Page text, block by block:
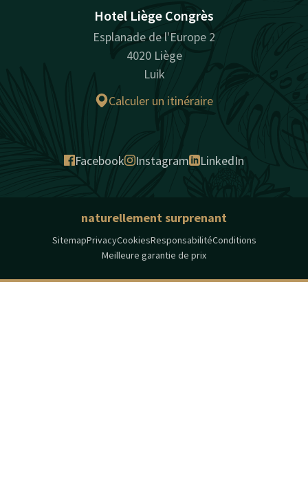
Hotel Liège Congrès
Esplanade de l'Europe 2
4020 Liège
Luik
Calculer un itinéraire
Facebook Instagram LinkedIn
naturellement surprenant
SitemapPrivacyCookiesResponsabilitéConditions
Meilleure garantie de prix